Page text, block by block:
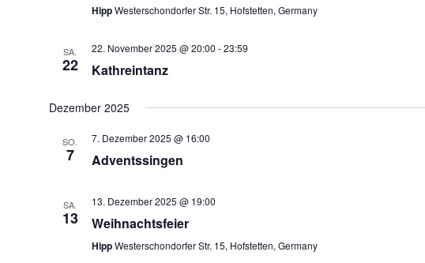
HippWesterschondorfer Str. 15, Hofstetten, Germany
SA.
22
22. November 2025 @ 20:00 -23:59
Kathreintanz
Dezember 2025
SO.
7
7. Dezember 2025 @ 16:00
Adventssingen
SA.
13
13. Dezember 2025 @ 19:00
Weihnachtsfeier
HippWesterschondorfer Str. 15, Hofstetten, Germany